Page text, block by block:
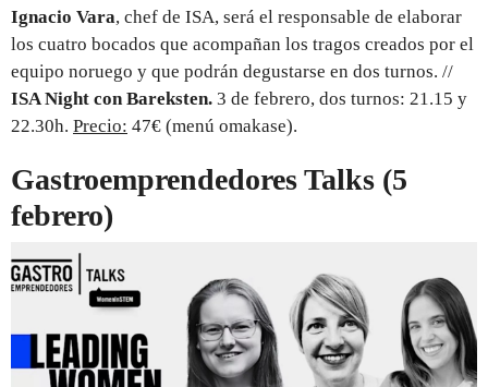
Ignacio Vara, chef de ISA, será el responsable de elaborar
los cuatro bocados que acompañan los tragos creados por el
equipo noruego y que podrán degustarse en dos turnos. //
ISA Night con Bareksten. 3 de febrero, dos turnos: 21.15 y
22.30h. Precio: 47€ (menú omakase).
Gastroemprendedores Talks (5
febrero)